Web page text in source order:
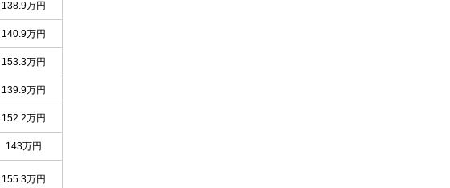
138.9万円
140.9万円
153.3万円
139.9万円
152.2万円
143万円
155.3万円